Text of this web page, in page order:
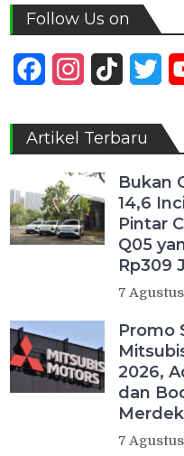
Follow Us on
FacebookInstagram
TikTok
Artikel Terbaru
Bukan
14,6
Pintar
Q05
Rp309
7
Promo
2026,
dan
7